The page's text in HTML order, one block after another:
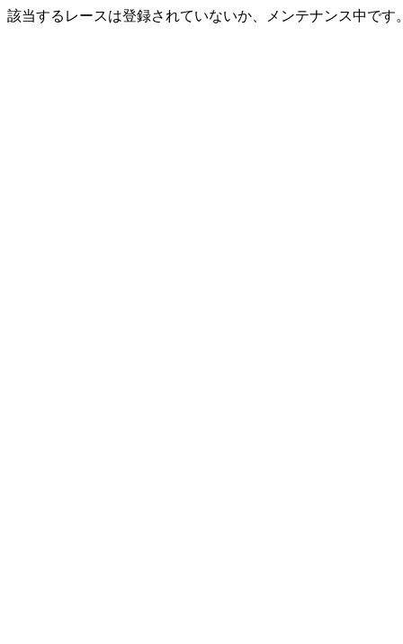
該当するレースは登録されていないか、メンテナンス中です